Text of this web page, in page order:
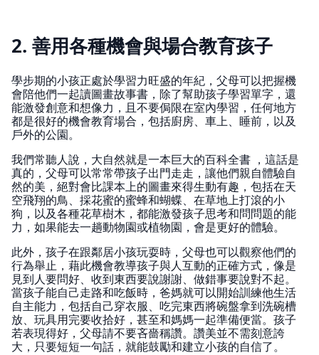
2. 善用各種機會與場合教育孩子
學步期的小孩正處於學習力旺盛的年紀，父母可以把握機
會陪他們一起讀圖畫故事書，除了幫助孩子學習單字，還
能激發創意和想像力，且不要侷限在室內學習，任何地方
都是很好的機會教育場合，包括廚房、車上、睡前，以及
戶外的公園。
我們常聽人說，大自然就是一本巨大的百科全書 ，這話是
真的，父母可以常常帶孩子出門走走，讓他們親自體驗自
然的美，絕對會比課本上的圖畫來得生動有趣，包括在天
空飛翔的鳥、採花蜜的蜜蜂和蝴蝶、在草地上打滾的小
狗，以及各種花草樹木，都能激發孩子思考和問問題的能
力，如果能去一趟動物園或植物園，會是更好的體驗。
此外，孩子在跟鄰居小孩玩耍時，父母也可以觀察他們的
行為舉止，藉此機會教導孩子與人互動的正確方式，像是
見到人要問好、收到東西要說謝謝、做錯事要說對不起。
當孩子能自己走路和吃飯時，爸媽就可以開始訓練他生活
自主能力，包括自己穿衣服、吃完東西將碗盤拿到洗碗槽
放、玩具用完要收拾好，甚至和媽媽一起準備便當。孩子
若表現得好，父母請不要吝嗇稱讚。讚美並不需刻意誇
大，只要短短一句話，就能鼓勵和建立小孩的自信了。